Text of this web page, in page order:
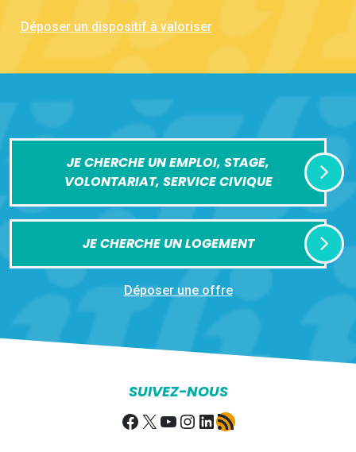
Déposer un dispositif à valoriser
JE CHERCHE UN EMPLOI, STAGE,
VOLONTARIAT, SERVICE CIVIQUE
JE CHERCHE UN LOGEMENT
Déposer une offre
SUIVEZ-NOUS
Facebook
X YouTube
Instagram
LinkedIn
Flux RSS